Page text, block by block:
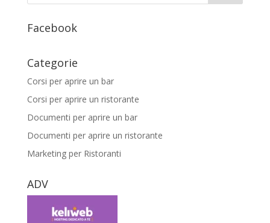
Facebook
Categorie
Corsi per aprire un bar
Corsi per aprire un ristorante
Documenti per aprire un bar
Documenti per aprire un ristorante
Marketing per Ristoranti
ADV